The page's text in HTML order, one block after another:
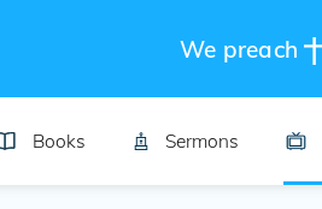
We preach
Books Sermons